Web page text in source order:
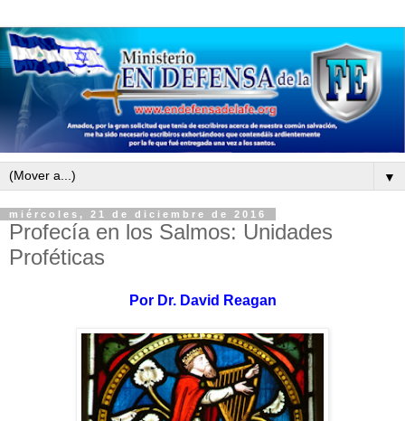
▼
miércoles, 21 de diciembre de 2016
Profecía en los Salmos: Unidades
Proféticas
Por Dr. David Reagan